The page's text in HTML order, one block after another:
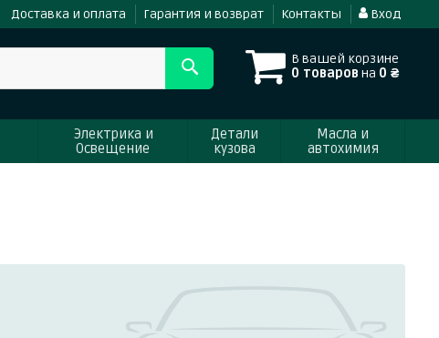
Доставка и оплата Гарантия и возврат Контакты Вход
В вашей корзине
0 товаров на 0 ₴
Электрика и
Освещение
Детали
кузова
Масла и
автохимия